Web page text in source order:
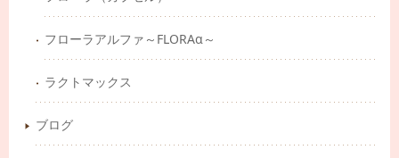
フローラアルファ～FLORAα～
ラクトマックス
ブログ